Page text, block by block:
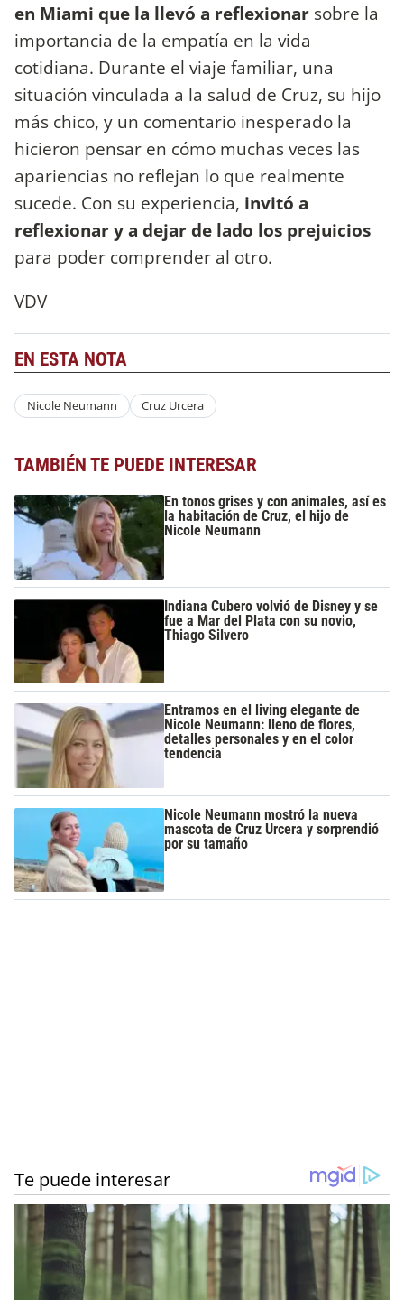
en Miami que la llevó a reflexionar sobre la
importancia de la empatía en la vida
cotidiana. Durante el viaje familiar, una
situación vinculada a la salud de Cruz, su hijo
más chico, y un comentario inesperado la
hicieron pensar en cómo muchas veces las
apariencias no reflejan lo que realmente
sucede. Con su experiencia, invitó a
reflexionar y a dejar de lado los prejuicios
para poder comprender al otro.
VDV
EN ESTA NOTA
Nicole Neumann Cruz Urcera
TAMBIÉN TE PUEDE INTERESAR
En tonos grises y con animales, así es
la habitación de Cruz, el hijo de
Nicole Neumann
Indiana Cubero volvió de Disney y se
fue a Mar del Plata con su novio,
Thiago Silvero
Entramos en el living elegante de
Nicole Neumann: lleno de flores,
detalles personales y en el color
tendencia
Nicole Neumann mostró la nueva
mascota de Cruz Urcera y sorprendió
por su tamaño